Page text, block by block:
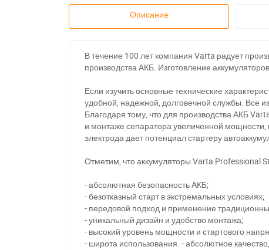
Описание
В течение 100 лет компания Varta радует
производства АКБ. Изготовление
Если изучить основные технические
удобной, надежной, долговечной службы. Все
Благодаря тому, что для производства АКБ
и монтаже сепаратора увеличенной мощности,
электрода дает потенциал стартеру
Отметим, что аккумуляторы Varta Professional
- абсолютная безопасность АКБ;
- безотказный старт в экстремальных условиях;
- передовой подход и применение
- уникальный дизайн и удобство монтажа;
- высокий уровень мощности и стартового
- широта использования. - абсолютное